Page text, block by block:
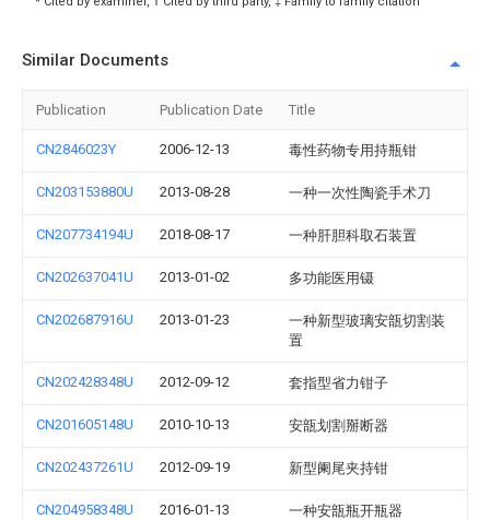
Similar Documents
Publication Publication Date Title
CN2846023Y 2006-12-13 毒性药物专用持瓶钳
CN203153880U 2013-08-28 一种一次性陶瓷手术刀
CN207734194U 2018-08-17 一种肝胆科取石装置
CN202637041U 2013-01-02 多功能医用镊
CN202687916U 2013-01-23
一种新型玻璃安瓿切割装
置
CN202428348U 2012-09-12 套指型省力钳子
CN201605148U 2010-10-13 安瓿划割掰断器
CN202437261U 2012-09-19 新型阑尾夹持钳
CN204958348U 2016-01-13 一种安瓿瓶开瓶器